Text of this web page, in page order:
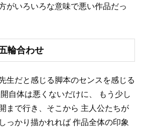
がいろいろな意味で悪い作品だっ
輪合わせ
生だと感じる脚本のセンスを感じる
自体は悪くないだけに、
もう少し
まで行き、そこから 主人公たちが
っかり描かれれば 作品全体の印象